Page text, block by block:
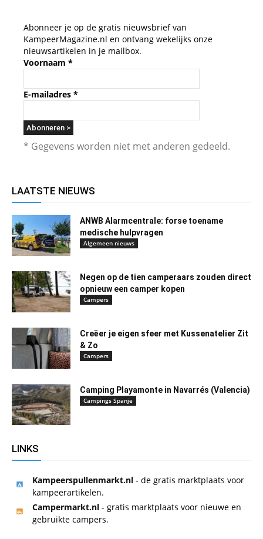
Abonneer je op de gratis nieuwsbrief van
KampeerMagazine.nl en ontvang wekelijks onze
nieuwsartikelen in je mailbox.
Voornaam *
E-mailadres *
* Gegevens worden niet met anderen gedeeld.
LAATSTE NIEUWS
ANWB Alarmcentrale: forse toename
medische hulpvragen
Algemeen nieuws
Negen op de tien camperaars zouden direct
opnieuw een camper kopen
Campers
Creëer je eigen sfeer met Kussenatelier Zit
& Zo
Campers
Camping Playamonte in Navarrés (Valencia)
Campings Spanje
LINKS
Kampeerspullenmarkt.nl - de gratis marktplaats voor
kampeerartikelen.
Campermarkt.nl - gratis marktplaats voor nieuwe en
gebruikte campers.